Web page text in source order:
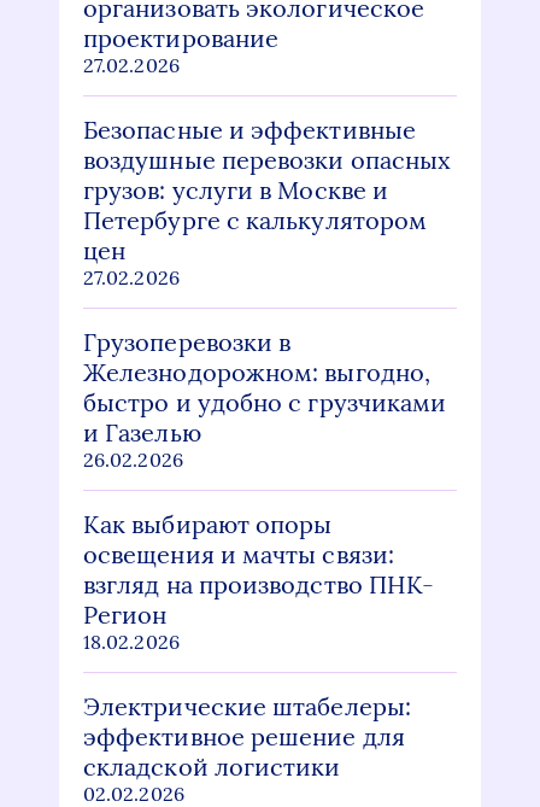
организовать экологическое
проектирование
27.02.2026
Безопасные и эффективные
воздушные перевозки опасных
грузов: услуги в Москве и
Петербурге с калькулятором
цен
27.02.2026
Грузоперевозки в
Железнодорожном: выгодно,
быстро и удобно с грузчиками
и Газелью
26.02.2026
Как выбирают опоры
освещения и мачты связи:
взгляд на производство ПНК-
Регион
18.02.2026
Электрические штабелеры:
эффективное решение для
складской логистики
02.02.2026